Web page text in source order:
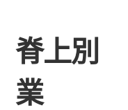
content
脊上別
業